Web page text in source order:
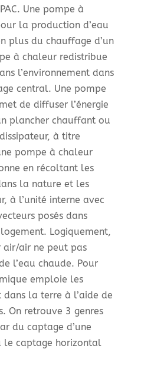
Une pompe à
la production d’eau
plus du chauffage d’un
à chaleur redistribue
l’environnement dans
central. Une pompe
de diffuser l’énergie
plancher chauffant ou
à titre
pompe à chaleur
en récoltant les
la nature et les
à l’unité interne avec
posés dans
Logiquement,
air/air ne peut pas
l’eau chaude. Pour
emploie les
la terre à l’aide de
On retrouve 3 genres
du captage d’une
le captage horizontal